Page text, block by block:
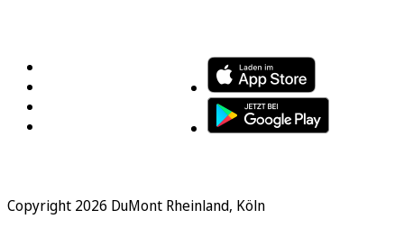
Copyright 2026 DuMont Rheinland, Köln